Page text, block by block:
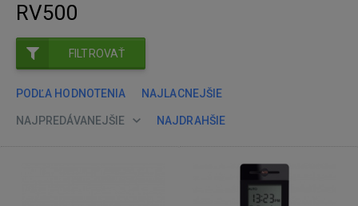
RV500
FILTROVAŤ
PODĽA HODNOTENIA NAJLACNEJŠIE
NAJPREDÁVANEJŠIE NAJDRAHŠIE